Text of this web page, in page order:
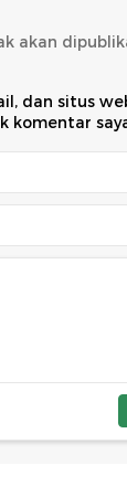
akan
dan situs
komentar